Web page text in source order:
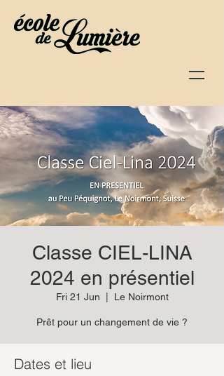
Classe CIEL-LINA
2024 en présentiel
Fri 21 Jun Le Noirmont
Prêt pour un changement de vie ?
Dates et lieu